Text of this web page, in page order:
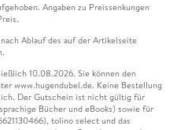
Angaben zu Preissenkungen
Ablauf des auf der Artikelseite
10.08.2026. Sie können den
www.hugendubel.de. Keine Bestellung
Der Gutschein ist nicht gültig für
Bücher und eBooks) sowie für
tolino select und das